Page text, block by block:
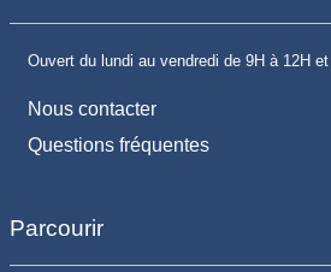
Ouvert du lundi au vendredi de 9H à 12H
Nous contacter
Questions fréquentes
Parcourir